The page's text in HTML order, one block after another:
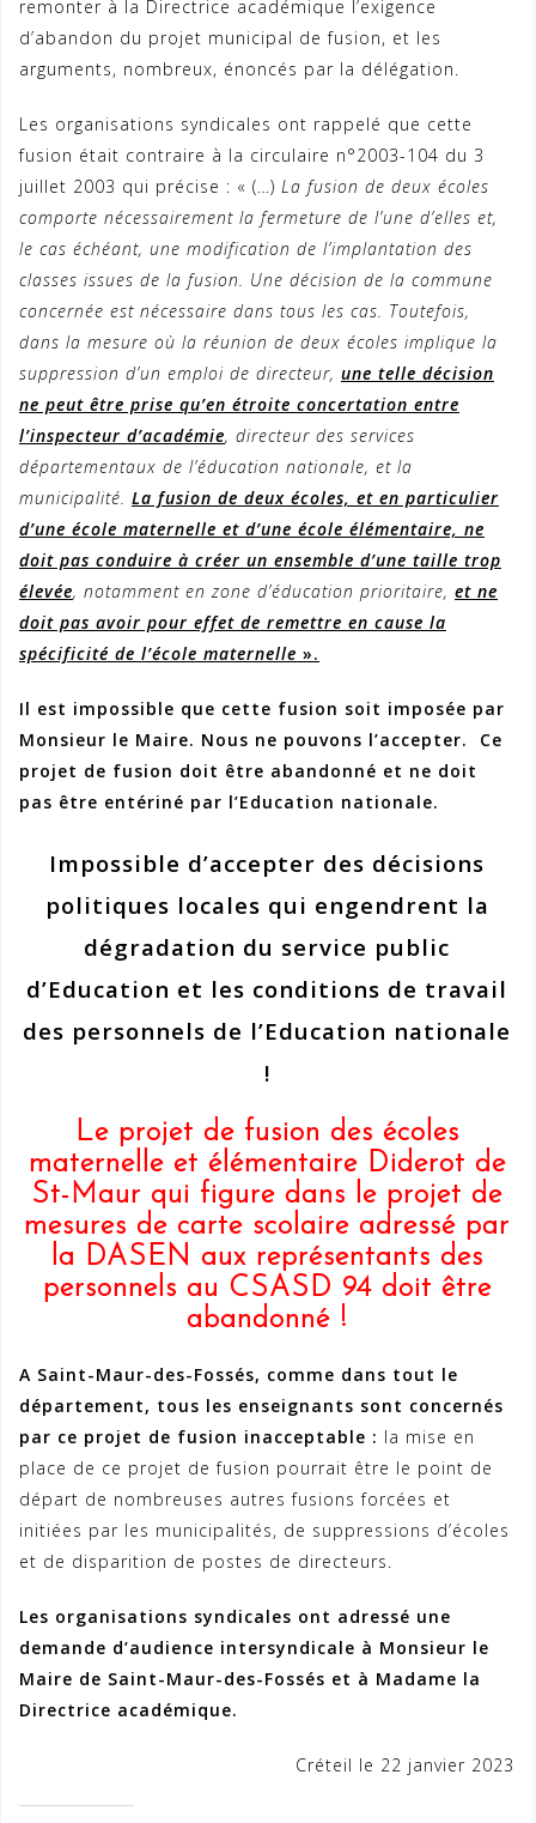
remonter à la Directrice académique l’exigence
d’abandon du projet municipal de fusion, et les
arguments, nombreux, énoncés par la délégation.
Les organisations syndicales ont rappelé que cette
fusion était contraire à la circulaire n°2003-104 du 3
juillet 2003 qui précise : « (…) La fusion de deux écoles
comporte nécessairement la fermeture de l’une d’elles et,
le cas échéant, une modification de l’implantation des
classes issues de la fusion. Une décision de la commune
concernée est nécessaire dans tous les cas. Toutefois,
dans la mesure où la réunion de deux écoles implique la
suppression d’un emploi de directeur, une telle décision
ne peut être prise qu’en étroite concertation entre
l’inspecteur d’académie, directeur des services
départementaux de l’éducation nationale, et la
municipalité. La fusion de deux écoles, et en particulier
d’une école maternelle et d’une école élémentaire, ne
doit pas conduire à créer un ensemble d’une taille trop
élevée, notamment en zone d’éducation prioritaire, et ne
doit pas avoir pour effet de remettre en cause la
spécificité de l’école maternelle ».
Il est impossible que cette fusion soit imposée par
Monsieur le Maire. Nous ne pouvons l’accepter. Ce
projet de fusion doit être abandonné et ne doit
pas être entériné par l’Education nationale.
Impossible d’accepter des décisions
politiques locales qui engendrent la
dégradation du service public
d’Education et les conditions de travail
des personnels de l’Education nationale
!
Le projet de fusion des écoles
maternelle et élémentaire Diderot de
St-Maur qui figure dans le projet de
mesures de carte scolaire adressé par
la DASEN aux représentants des
personnels au CSASD 94 doit être
abandonné !
A Saint-Maur-des-Fossés, comme dans tout le
département, tous les enseignants sont concernés
par ce projet de fusion inacceptable : la mise en
place de ce projet de fusion pourrait être le point de
départ de nombreuses autres fusions forcées et
initiées par les municipalités, de suppressions d’écoles
et de disparition de postes de directeurs.
Les organisations syndicales ont adressé une
demande d’audience intersyndicale à Monsieur le
Maire de Saint-Maur-des-Fossés et à Madame la
Directrice académique.
Créteil le 22 janvier 2023